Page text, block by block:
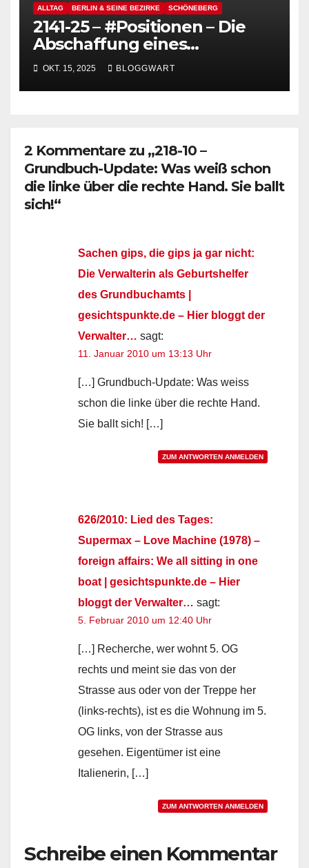
ALLTAG BERLIN & SEINE BEZIRKE SCHÖNEBERG
2141-25 – #Positionen – Die
Abschaffung eines
funktionierenden
Deutschlands – heute: BSR
Orangen
OKT. 15, 2025 BLOGGWART
2 Kommentare zu „218-10 –
Grundbuch-Update: Was weiß schon
die linke über die rechte Hand. Sie ballt
sich!“
Sachen gips, die gips ja gar nicht:
Die Verwalterin als Geburtshelfer
des Grundbuchamts |
gesichtspunkte.de – Hier bloggt der
Verwalter… sagt:
11. Januar 2010 um 13:13 Uhr
[…] Grundbuch-Update: Was weiss
schon die linke über die rechte Hand.
Sie ballt sich! […]
ZUM ANTWORTEN ANMELDEN
626/2010: Lied des Tages:
Supermax – Love Machine (1978) –
foreign affairs: We all sitting in one
boat | gesichtspunkte.de – Hier
bloggt der Verwalter… sagt:
5. Februar 2010 um 12:40 Uhr
[…] Recherche, wer wohnt 5. OG
rechts und meint sie das von der
Strasse aus oder von der Treppe her
(links-rechts), ist es die Wohnung im 5.
OG links, von der Strasse aus
gesehen. Eigentümer ist eine
Italienerin, […]
ZUM ANTWORTEN ANMELDEN
Schreibe einen Kommentar